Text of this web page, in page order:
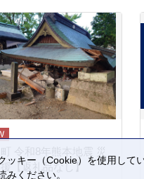
町 令和8年熊本地震 災
【返礼品なし】
キー（Cookie）を使用して
みください。